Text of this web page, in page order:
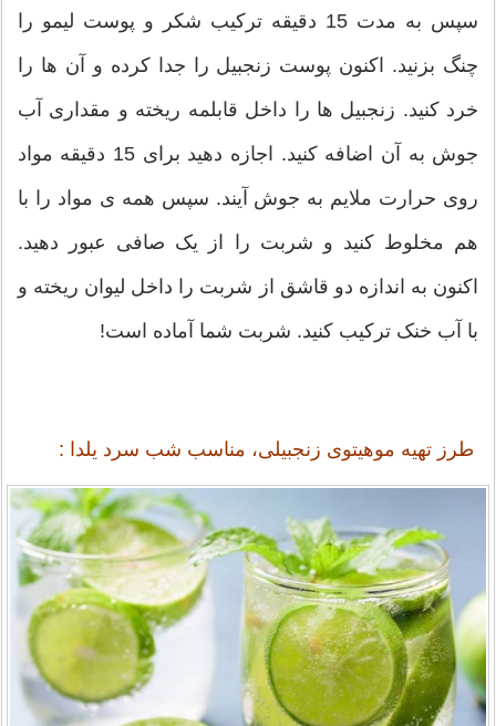
سپس به مدت 15 دقیقه ترکیب شکر و پوست لیمو را
چنگ بزنید. اکنون پوست زنجبیل را جدا کرده و آن ها را
خرد کنید. زنجبیل ها را داخل قابلمه ریخته و مقداری آب
جوش به آن اضافه کنید. اجازه دهید برای 15 دقیقه مواد
روی حرارت ملایم به جوش آیند. سپس همه ی مواد را با
هم مخلوط کنید و شربت را از یک صافی عبور دهید.
اکنون به اندازه دو قاشق از شربت را داخل لیوان ریخته و
با آب خنک ترکیب کنید. شربت شما آماده است!
طرز تهیه موهیتوی زنجبیلی، مناسب شب سرد یلدا :